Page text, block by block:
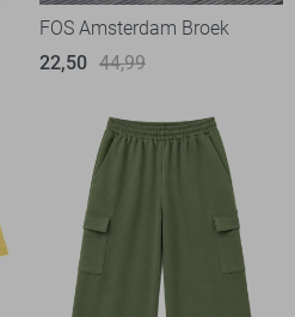
FOS Amsterdam Broek
22,50 44,99